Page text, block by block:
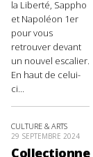
la Liberté, Sappho
et Napoléon 1er
pour vous
retrouver devant
un nouvel escalier.
En haut de celui-
ci...
CULTURE & ARTS
29 SEPTEMBRE 2024
Collectionne